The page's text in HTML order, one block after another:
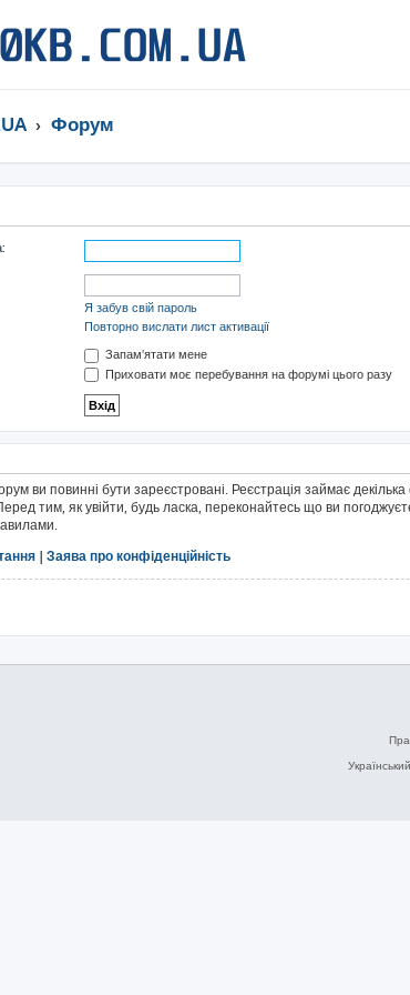
Форум
Я забув свій пароль
Повторно вислати лист активації
Запам'ятати мене
Приховати моє перебування на форумі цього разу
ви повинні бути зареєстровані. Реєстрація займає
тим, як увійти, будь ласка, переконайтесь що ви
| Заява про конфіденційність